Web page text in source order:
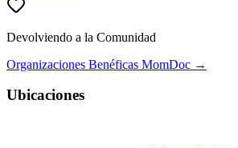
Devolviendo a la Comunidad
Organizaciones Benéficas MomDoc →
Ubicaciones